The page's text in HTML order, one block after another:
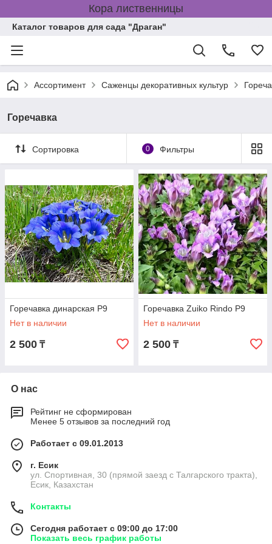
Кора лиственницы
Каталог товаров для сада "Драган"
Ассортимент Саженцы декоративных культур
Горечавка
Сортировка 0 Фильтры
Горечавка динарская Р9
Нет в наличии
2 500 ₸
Горечавка Zuiko Rindo Р9
Нет в наличии
2 500 ₸
О нас
Рейтинг не сформирован
Менее 5 отзывов за последний год
Работает с 09.01.2013
г. Есик
ул. Спортивная, 30 (прямой заезд с Талгарского тракта),
Есик, Казахстан
Контакты
Сегодня работает с 09:00 до 17:00
Показать весь график работы